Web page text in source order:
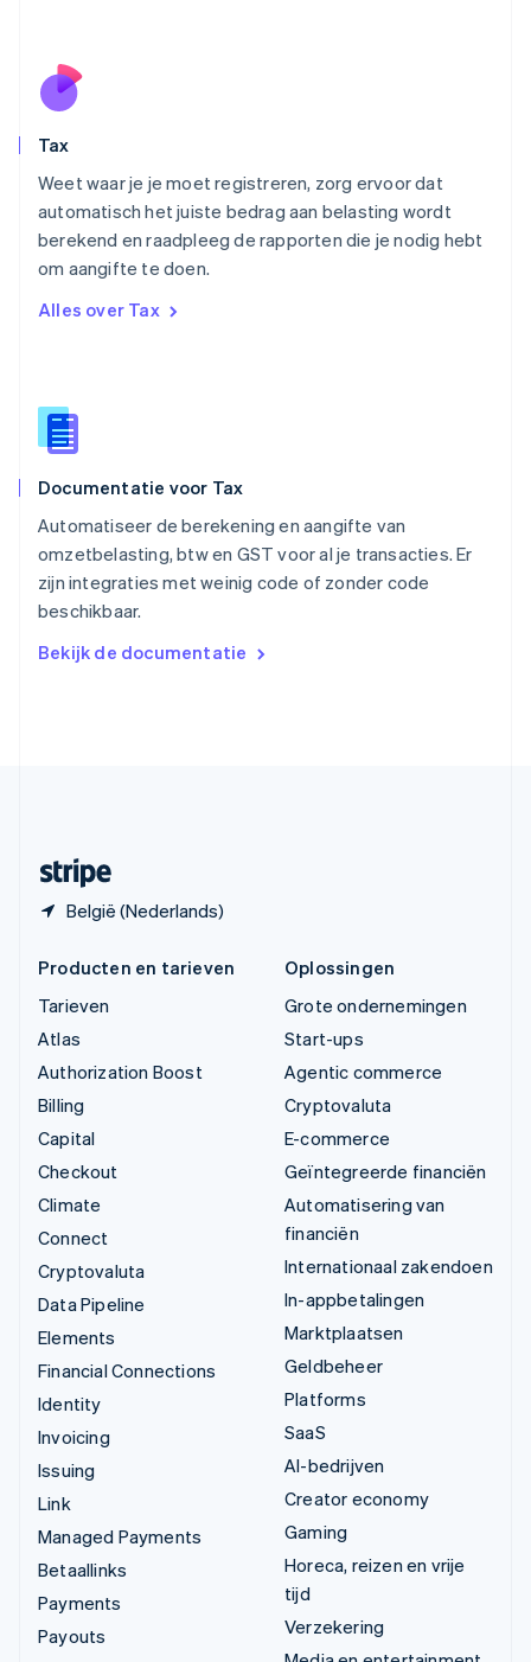
Tax
Weet waar je je moet registreren, zorg ervoor dat
automatisch het juiste bedrag aan belasting wordt
berekend en raadpleeg de rapporten die je nodig hebt
om aangifte te doen.
Alles over Tax
Documentatie voor Tax
Automatiseer de berekening en aangifte van
omzetbelasting, btw en GST voor al je transacties. Er
zijn integraties met weinig code of zonder code
beschikbaar.
Bekijk de documentatie
België (Nederlands)
English
Oostenrijk
English
Portugal
English
Roemenië
English
Singapore
English 简体中文
English
Spanje
Thailand
ไทยEnglish
Tsjechië
Vasteland van China
简体中文English
English
Producten en tarieven
Tarieven
Atlas
Authorization Boost
Billing
Capital
Checkout
Climate
Connect
Cryptovaluta
Data Pipeline
Elements
Financial Connections
Identity
Invoicing
Issuing
Link
Managed Payments
Betaallinks
Payments
Payouts
Oplossingen
Grote ondernemingen
Start-ups
Agentic commerce
Cryptovaluta
E-commerce
Geïntegreerde financiën
Automatisering van
financiën
Internationaal zakendoen
In-appbetalingen
Marktplaatsen
Geldbeheer
Platforms
SaaS
AI-bedrijven
Creator economy
Gaming
Horeca, reizen en vrije
tijd
Verzekering